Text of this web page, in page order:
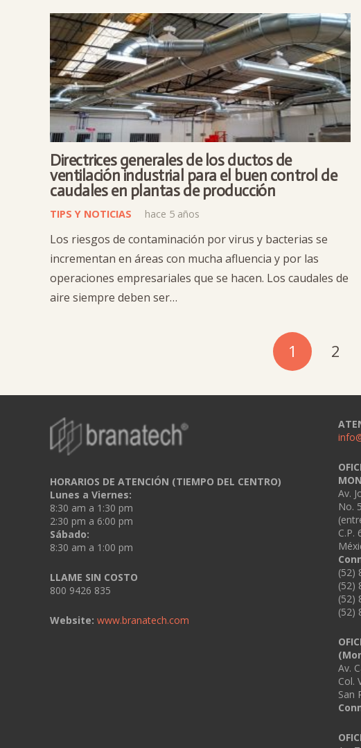
Directrices generales de los ductos de
ventilación industrial para el buen control de
caudales en plantas de producción
TIPS Y NOTICIAS hace 5 años
Los riesgos de contaminación por virus y bacterias se
incrementan en áreas con mucha afluencia y por las
operaciones empresariales que se hacen. Los caudales de
aire siempre deben ser…
1 2
HORARIOS DE ATENCIÓN (TIEMPO DEL CENTRO)
Lunes a Viernes:
8:30 am a 1:30 pm
2:30 pm a 6:00 pm
Sábado:
8:30 am a 1:00 pm
LLAME SIN COSTO
800 9426 835
Website: www.branatech.com
Av.
No.
C.P.
(52)
(52)
(52)
(52)
Av.
Col.
San